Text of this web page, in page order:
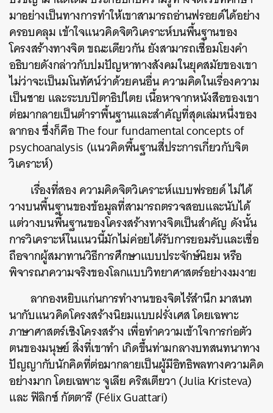
มาอย่างเป็นทางการทำให้เขาสามารถอ่านฟรอยด์ได้อย่าง
ครอบคลุม เข้าใจแนวคิดจิตวิเคราะห์บนพื้นฐานของ
โครงสร้างทางจิต ขณะเดียวกัน ยังสามารถเชื่อมโยงคำ
อธิบายดังกล่าวกับปมปัญหาทางสังคมในยุคสมัยของเขา
ไม่ว่าจะเป็นมโนทัศน์ว่าด้วยคนอื่น ความคิดในเรื่องความ
เป็นชาย และระบบปิตาธิปไตย เนื้อหาจากหนังสือของเขา
ต่อมากลายเป็นตำราพื้นฐานและสำคัญที่สุดเล่มหนึ่งของ
ลากอง ซึ่งก็คือ The four fundamental concepts of
psychoanalysis (แนวคิดพื้นฐานสี่ประการเกี่ยวกับจิต
วิเคราะห์)
เรื่องที่สอง ความคิดจิตวิเคราะห์แบบฟรอยด์ ไม่ได้
วางบนพื้นฐานของข้อมูลที่สามารถตรวจสอบและนับได้
แต่วางบนพื้นฐานของโครงสร้างทางจิตเป็นสำคัญ ดังนั้น
การวิเคราะห์ในแนวนี้มักไม่ค่อยได้รับการยอมรับและเชื่อ
ถือจากผู้สมาทานวิธีการศึกษาแบบประจักษ์นิยม หรือ
พิจารณาความจริงของโลกแบบวิทยาศาสตร์อย่างงมงาย
ลากองหยิบแก่นการทำงานของจิตไร้สำนึก มาสนท
นากับแนวคิดโครงสร้างนิยมแบบฝรั่งเศส โดยเฉพาะ
ภาษาศาสตร์เชิงโครงสร้าง เพื่อทำความเข้าใจการก่อตัว
ตนของมนุษย์ สิ่งที่เขาทำ เกิดขึ้นท่ามกลางบทสนทนาทาง
ปัญญากับนักคิดที่ต่อมากลายเป็นผู้มีอิทธิพลทางความคิด
อย่างมาก โดยเฉพาะ จูเลีย คริสเตียวา (Julia Kristeva)
และ ฟิลิกซ์ กัตตารี (Félix Guattari)
ค้นหา
SHARE TWEET LINE EMAIL